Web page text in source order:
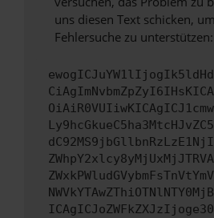
uns diesen Text schicken,
Fehlersuche zu unterstützen: